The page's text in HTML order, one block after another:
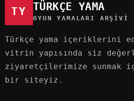
TY TÜRKÇE YAMA
OYUN YAMALARI ARŞIVI
Türkçe yama içeriklerini
vitrin yapısında siz
ziyaretçilerimize sunmak
bir siteyiz.